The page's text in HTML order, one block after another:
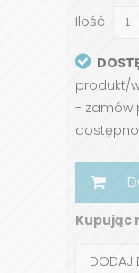
Ilość
produkt/
- zamów
Kupując
DODAJ